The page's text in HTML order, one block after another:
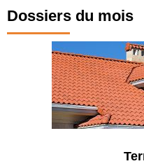
d'architecture
Ville
intelligente et
le compteur
Linky
Grand Paris
Dossiers du mois